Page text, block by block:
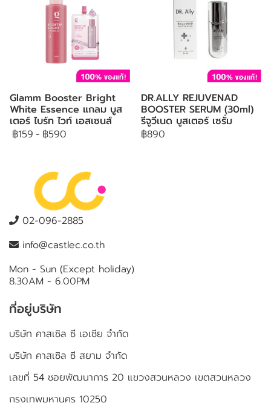
Glamm Booster Bright
White Essence แกลม บูส
เตอร์ ไบร์ท ไวท์ เอสเซนส์
฿159 - ฿590
DR.ALLY REJUVENAD
BOOSTER SERUM (30ml)
รีจูวีเนด บูสเตอร์ เซรั่ม
฿890
02-096-2885
info@castlec.co.th
Mon - Sun (Except holiday)
8.30AM - 6.00PM
ที่อยู่บริษัท
บริษัท คาสเซิล ซี เอเชีย จำกัด
บริษัท คาสเซิล ซี สยาม จำกัด
เลขที่ 54 ซอยพัฒนาการ 20 แขวงสวนหลวง เขตสวนหลวง
กรุงเทพมหานคร 10250